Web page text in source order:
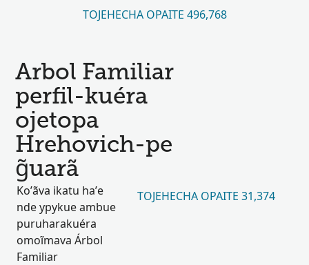
TOJEHECHA OPAITE 496,768
Arbol Familiar
perfil-kuéra
ojetopa
Hrehovich-pe
g̃uarã
Ko’ãva ikatu ha’e
nde ypykue ambue
puruharakuéra
omoĩmava Árbol
Familiar
TOJEHECHA OPAITE 31,374